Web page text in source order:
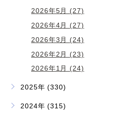
2026年5月 (27)
2026年4月 (27)
2026年3月 (24)
2026年2月 (23)
2026年1月 (24)
2025年 (330)
2024年 (315)